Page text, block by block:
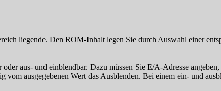
liegende. Den ROM-Inhalt legen Sie durch Auswahl einer
aus- und einblendbar. Dazu müssen Sie E/A-Adresse
vom ausgegebenen Wert das Ausblenden. Bei einem ein- und